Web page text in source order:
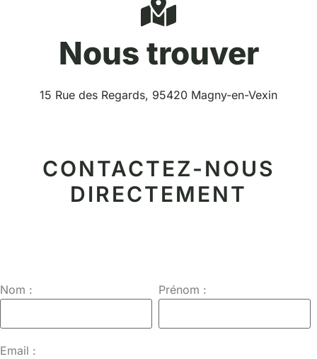
Nous trouver
15 Rue des Regards, 95420 Magny-en-Vexin
CONTACTEZ-NOUS
DIRECTEMENT
Nom : Prénom :
Email :